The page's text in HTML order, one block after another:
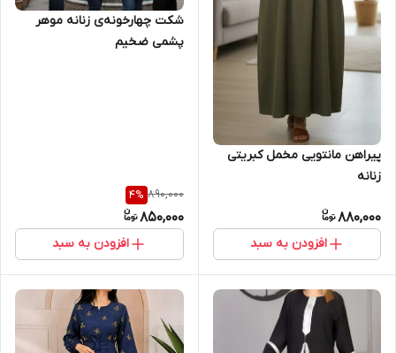
پیراهن مانتویی مخمل کبریتی
زنانه
880,000
افزودن به سبد
شکت چهارخونه‌ی زنانه موهر
پشمی ضخیم
890,000
4%
850,000
افزودن به سبد